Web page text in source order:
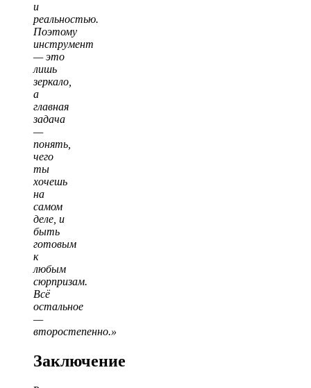
и
реальностью.
Поэтому
инструмент
— это
лишь
зеркало,
а
главная
задача
—
понять,
чего
ты
хочешь
на
самом
деле, и
быть
готовым
к
любым
сюрпризам.
Всё
остальное
—
второстепенно.»
Заключение